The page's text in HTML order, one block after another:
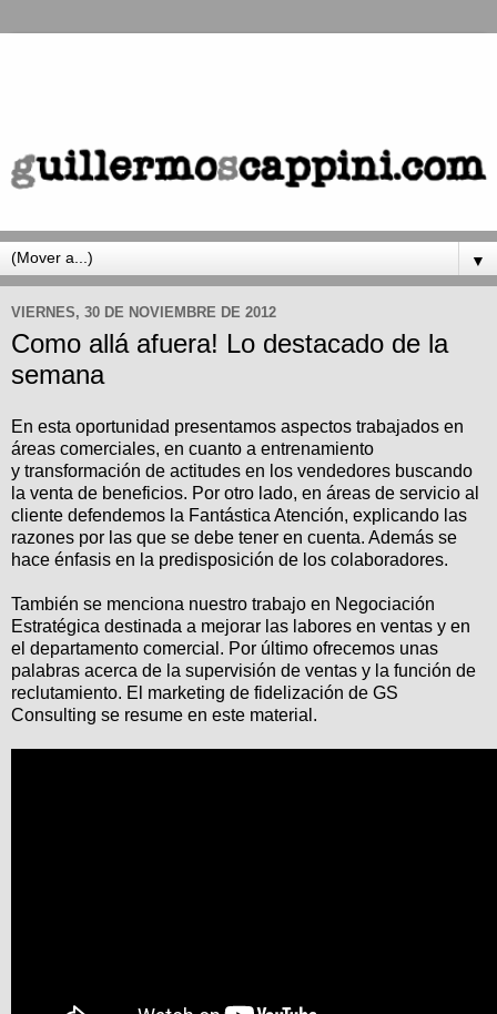
▼
VIERNES, 30 DE NOVIEMBRE DE 2012
Como allá afuera! Lo destacado de la
semana
En esta oportunidad presentamos aspectos trabajados en
áreas comerciales, en cuanto a entrenamiento
y transformación de actitudes en los vendedores buscando
la venta de beneficios. Por otro lado, en áreas de servicio al
cliente defendemos la Fantástica Atención, explicando las
razones por las que se debe tener en cuenta. Además se
hace énfasis en la predisposición de los colaboradores.
También se menciona nuestro trabajo en Negociación
Estratégica destinada a mejorar las labores en ventas y en
el departamento comercial. Por último ofrecemos unas
palabras acerca de la supervisión de ventas y la función de
reclutamiento. El marketing de fidelización de GS
Consulting se resume en este material.